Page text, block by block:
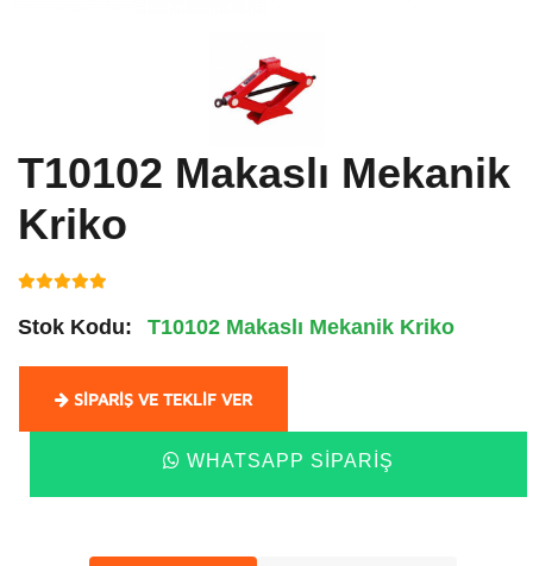
T10102 Makaslı Mekanik
Kriko
Stok Kodu: T10102 Makaslı Mekanik Kriko
SIPARIŞ VE TEKLIF VER
WHATSAPP SIPARIŞ